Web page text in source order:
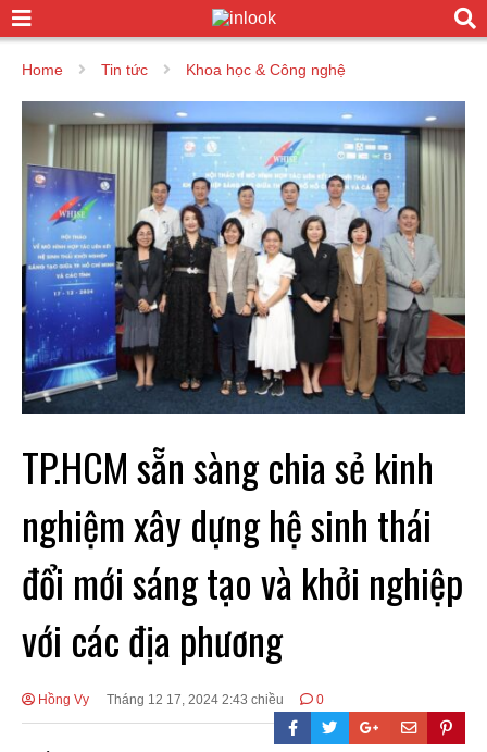
Home Tin tức Khoa học & Công nghệ
TP.HCM sẵn sàng chia sẻ kinh
nghiệm xây dựng hệ sinh thái
đổi mới sáng tạo và khởi nghiệp
với các địa phương
Hồng Vy Tháng 12 17, 2024 2:43 chiều 0